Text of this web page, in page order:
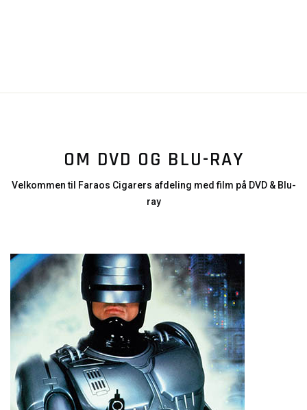
OM DVD OG BLU-RAY
Velkommen til Faraos Cigarers afdeling med film på DVD & Blu-
ray